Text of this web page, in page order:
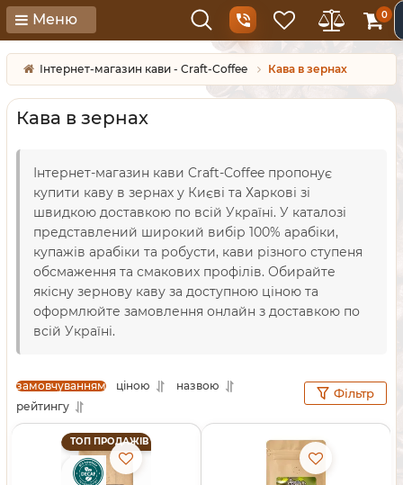
Меню 0
Інтернет-магазин кави - Craft-Coffee Кава в зернах
Кава в зернах
Інтернет-магазин кави Craft-Coffee пропонує
купити каву в зернах у Києві та Харкові зі
швидкою доставкою по всій Україні. У каталозі
представлений широкий вибір 100% арабіки,
купажів арабіки та робусти, кави різного ступеня
обсмаження та смакових профілів. Обирайте
якісну зернову каву за доступною ціною та
оформлюйте замовлення онлайн з доставкою по
всій Україні.
замовчуванням ціною
назвою
рейтингу
Фільтр
ТОП ПРОДАЖІВ